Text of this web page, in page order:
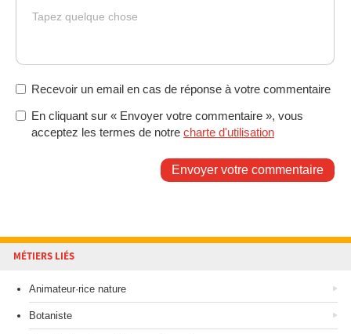
Tapez quelque chose
Recevoir un email en cas de réponse à votre commentaire
En cliquant sur « Envoyer votre commentaire », vous
acceptez les termes de notre charte d'utilisation
Envoyer votre commentaire
MÉTIERS LIÉS
Animateur·rice nature
Botaniste